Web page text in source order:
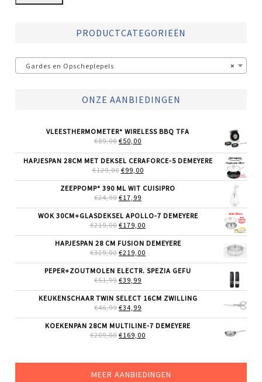
PRODUCTCATEGORIEËN
×
Gardes en Opscheplepels
ONZE AANBIEDINGEN
VLEESTHERMOMETER* WIRELESS BBQ TFA
€89,00 OORSPRONKELIJKE
WAS:
€89,00.
€50,00
IS:
€50,00.
HAPJESPAN 28CM MET DEKSEL CERAFORCE-5 DEMEYERE
€129,00 OORSPRONKELIJKE
WAS:
€129,00.
€99,00HUIDIGE
IS:
ZEEPPOMP* 390 ML WIT CUISIPRO
€24,99 OORSPRONKELIJKE
WAS:
€24,99.
€17,99
IS:
€17,99.
WOK 30CM+GLASDEKSEL APOLLO-7 DEMEYERE
€219,00 OORSPRONKELIJKE
WAS:
€219,00.
€179,00
IS:
HAPJESPAN 28 CM FUSION DEMEYERE
€329,00 OORSPRONKELIJKE
WAS:
€329,00.
€219,00
IS:
PEPER+ZOUTMOLEN ELECTR. SPEZIA GEFU
€51,99 OORSPRONKELIJKE
WAS:
€51,99.
€39,99
IS:
KEUKENSCHAAR TWIN SELECT 16CM ZWILLING
€46,99 OORSPRONKELIJKE
WAS:
€46,99.
€34,99
IS:
€34,99.
KOEKENPAN 28CM MULTILINE-7 DEMEYERE
€209,00 OORSPRONKELIJKE
€169,00
MEER AANBIEDINGEN